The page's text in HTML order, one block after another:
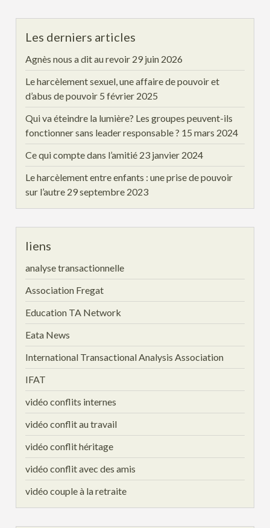
Les derniers articles
Agnès nous a dit au revoir 29 juin 2026
Le harcèlement sexuel, une affaire de pouvoir et
d’abus de pouvoir 5 février 2025
Qui va éteindre la lumière? Les groupes peuvent-ils
fonctionner sans leader responsable ? 15 mars 2024
Ce qui compte dans l’amitié 23 janvier 2024
Le harcèlement entre enfants : une prise de pouvoir
sur l’autre 29 septembre 2023
liens
analyse transactionnelle
Association Fregat
Education TA Network
Eata News
International Transactional Analysis Association
IFAT
vidéo conflits internes
vidéo conflit au travail
vidéo conflit héritage
vidéo conflit avec des amis
vidéo couple à la retraite